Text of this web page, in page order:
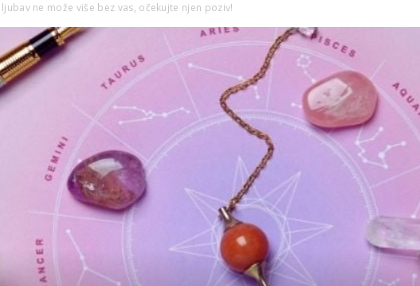
ljubav ne može više bez vas, očekujte njen poziv!